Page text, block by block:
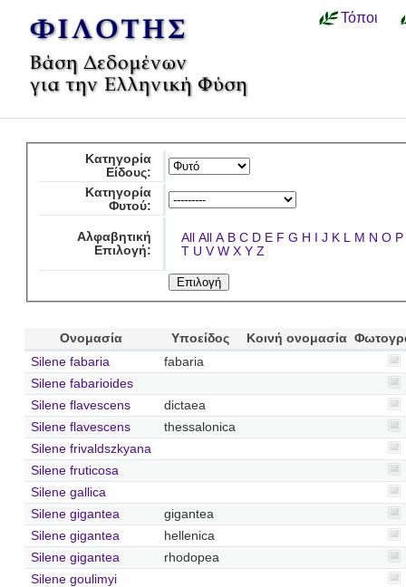
Τόποι
Κατηγορία
Είδους:
Κατηγορία
Φυτού:
Αλφαβητική
Επιλογή:
All All A B C D E F G H I J K L M N O P
T U V W X Y Z
Ονομασία Υποείδος Κοινή ονομασία
Silene fabaria
fabaria
Silene fabarioides
Silene flavescens
dictaea
Silene flavescens
thessalonica
Silene frivaldszkyana
Silene fruticosa
Silene gallica
Silene gigantea
gigantea
Silene gigantea
hellenica
Silene gigantea
rhodopea
Silene goulimyi